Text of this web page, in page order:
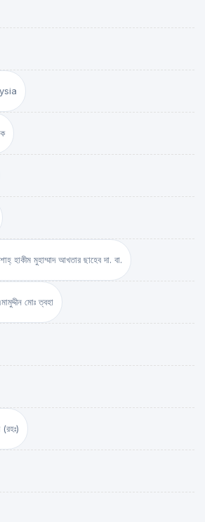
হাকীম মুহাম্মাদ আখতার ছাহেব দা. বা.
মোঃ ত্বহা
(রহঃ)